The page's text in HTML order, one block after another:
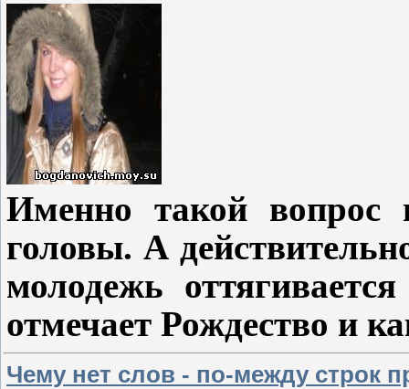
Именно такой вопрос
головы. А
молодежь
отмечает Рождество и
Чему нет слов - по-между строк